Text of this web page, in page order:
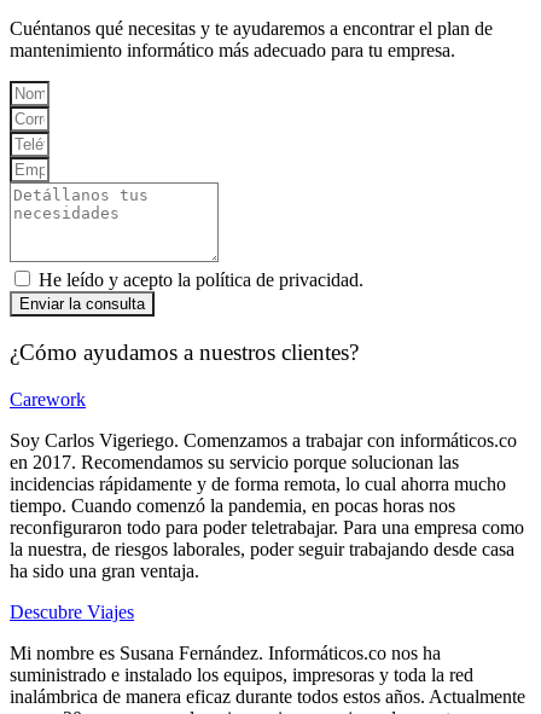
Cuéntanos qué necesitas y te ayudaremos a encontrar el plan de
mantenimiento informático más adecuado para tu empresa.
He leído y acepto la política de privacidad.
Enviar la consulta
¿Cómo ayudamos a nuestros clientes?
Carework
Soy Carlos Vigeriego. Comenzamos a trabajar con informáticos.co
en 2017. Recomendamos su servicio porque solucionan las
incidencias rápidamente y de forma remota, lo cual ahorra mucho
tiempo. Cuando comenzó la pandemia, en pocas horas nos
reconfiguraron todo para poder teletrabajar. Para una empresa como
la nuestra, de riesgos laborales, poder seguir trabajando desde casa
ha sido una gran ventaja.
Descubre Viajes
Mi nombre es Susana Fernández. Informáticos.co nos ha
suministrado e instalado los equipos, impresoras y toda la red
inalámbrica de manera eficaz durante todos estos años. Actualmente